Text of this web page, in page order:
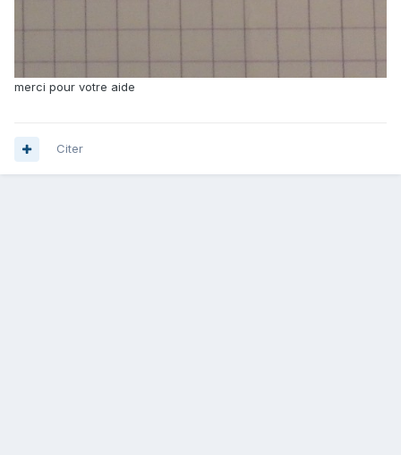
merci pour votre aide
Citer